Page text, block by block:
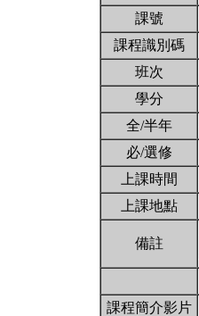
課號
課程識別碼
班次
學分
全/半年
必/選修
上課時間
上課地點
備註
課程簡介影片